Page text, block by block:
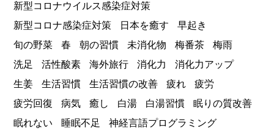
新型コロナウイルス感染症対策
新型コロナ感染症対策
日本を癒す
早起き
旬の野菜
春 朝の習慣 未消化物 梅番茶
梅雨
洗足
活性酸素 海外旅行 消化力
消化力アップ
生姜
生活習慣 生活習慣の改善 疲れ
疲労
疲労回復
病気 癒し 白湯 白湯習慣
眠りの質改善
眠れない
睡眠不足
神経言語プログラミング